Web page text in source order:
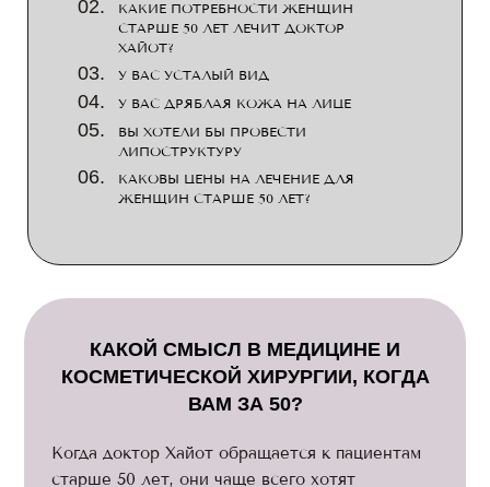
КАКИЕ ПОТРЕБНОСТИ ЖЕНЩИН
СТАРШЕ 50 ЛЕТ ЛЕЧИТ ДОКТОР
ХАЙОТ?
У ВАС УСТАЛЫЙ ВИД
У ВАС ДРЯБЛАЯ КОЖА НА ЛИЦЕ
ВЫ ХОТЕЛИ БЫ ПРОВЕСТИ
ЛИПОСТРУКТУРУ
КАКОВЫ ЦЕНЫ НА ЛЕЧЕНИЕ ДЛЯ
ЖЕНЩИН СТАРШЕ 50 ЛЕТ?
КАКОЙ СМЫСЛ В МЕДИЦИНЕ И
КОСМЕТИЧЕСКОЙ ХИРУРГИИ, КОГДА
ВАМ ЗА 50?
Когда доктор Хайот обращается к пациентам
старше 50 лет, они чаще всего хотят